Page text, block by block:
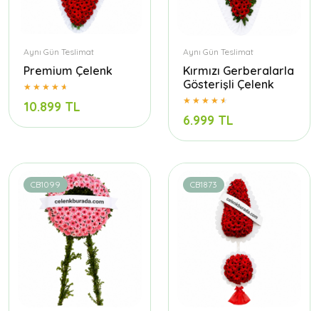
Aynı Gün Teslimat
Premium Çelenk
10.899 TL
Aynı Gün Teslimat
Kırmızı Gerberalarla
Gösterişli Çelenk
6.999 TL
CB1099 CB1873